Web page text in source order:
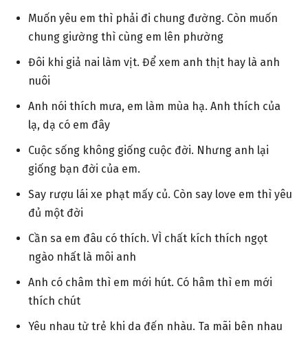
Muốn yêu em thì phải đi chung đường. Còn muốn
chung giường thì cùng em lên phường
Đôi khi giả nai làm vịt. Để xem anh thịt hay là anh
nuôi
Anh nói thích mưa, em làm mùa hạ. Anh thích của
lạ, dạ có em đây
Cuộc sống không giống cuộc đời. Nhưng anh lại
giống bạn đời của em.
Say rượu lái xe phạt mấy củ. Còn say love em thì yêu
đủ một đời
Cần sa em đâu có thích. VÌ chất kích thích ngọt
ngào nhất là môi anh
Anh có châm thì em mới hút. Có hâm thì em mới
thích chút
Yêu nhau từ trẻ khi da đến nhàu. Ta mãi bên nhau